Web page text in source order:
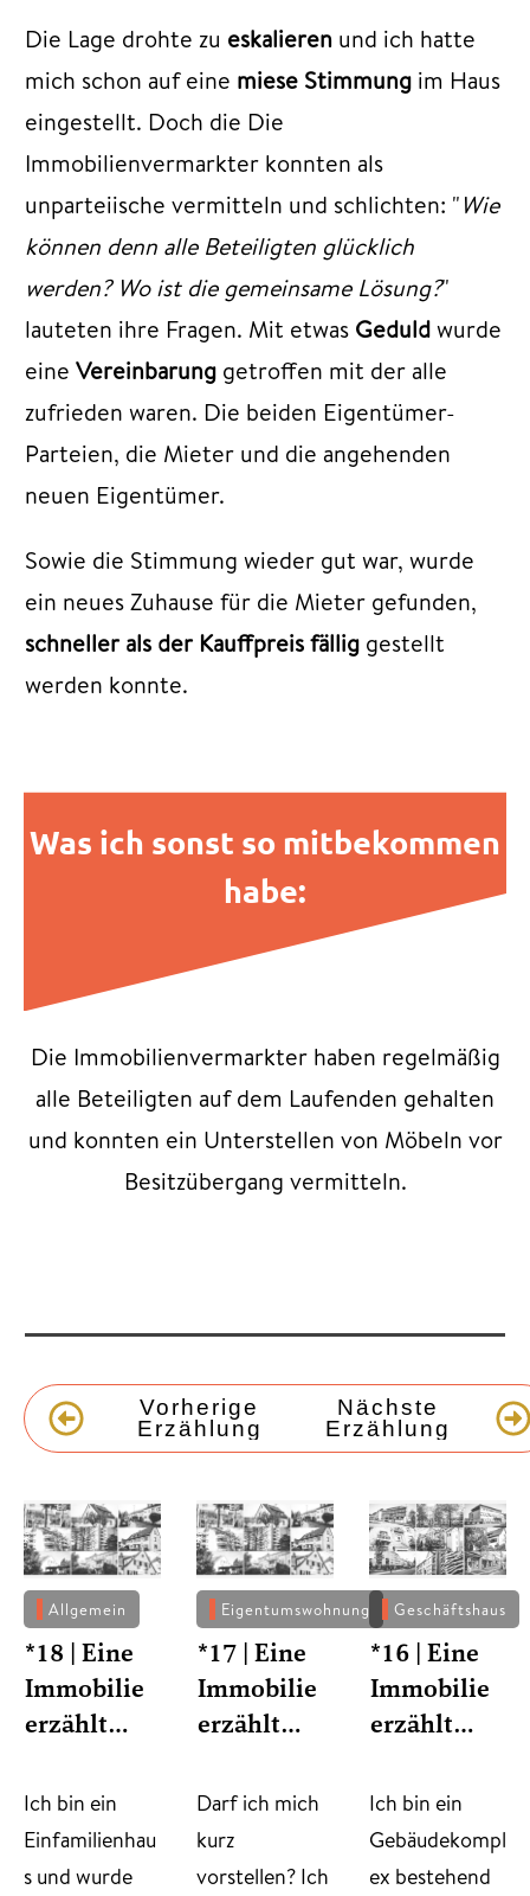
Die Lage drohte zu eskalieren und ich hatte
mich schon auf eine miese Stimmung im Haus
eingestellt. Doch die Die
Immobilienvermarkter konnten als
unparteiische vermitteln und schlichten: "Wie
können denn alle Beteiligten glücklich
werden? Wo ist die gemeinsame Lösung?"
lauteten ihre Fragen. Mit etwas Geduldwurde
eine Vereinbarung getroffen mit der alle
zufrieden waren. Die beiden Eigentümer-
Parteien, die Mieter und die angehenden
neuen Eigentümer.
Sowie die Stimmung wieder gut war, wurde
ein neues Zuhause für die Mieter gefunden,
schneller als der Kauffpreis fällig gestellt
werden konnte.
Was ich sonst so mitbekommen
habe:
Die Immobilienvermarkter haben regelmäßig
alle Beteiligten auf dem Laufenden gehalten
und konnten ein Unterstellen von Möbeln vor
Besitzübergang vermitteln.
Vorherige
Erzählung
Nächste
Erzählung
Allgemein
*18 | Eine
Immobilie
erzählt…
​Ich bin ein
Einfamilienhau
s und wurde
Eigentumswohnung
*17 | Eine
Immobilie
erzählt…
Darf ich mich
kurz
vorstellen? Ich
Geschäftshaus
*16 | Eine
Immobilie
erzählt…
Ich bin ein
Gebäudekompl
ex bestehend